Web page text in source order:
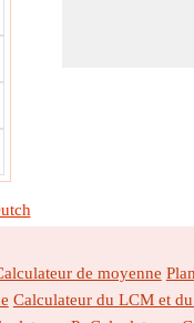
de moyenne
Calculateur du LCM et